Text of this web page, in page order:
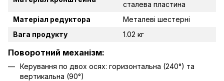
сталева пластина
Матеріал редуктора
Металеві шестерні
Вага продукту
1.02 кг
Поворотний механізм:
Керування по двох осях: горизонтальна (240°) та
вертикальна (90°)